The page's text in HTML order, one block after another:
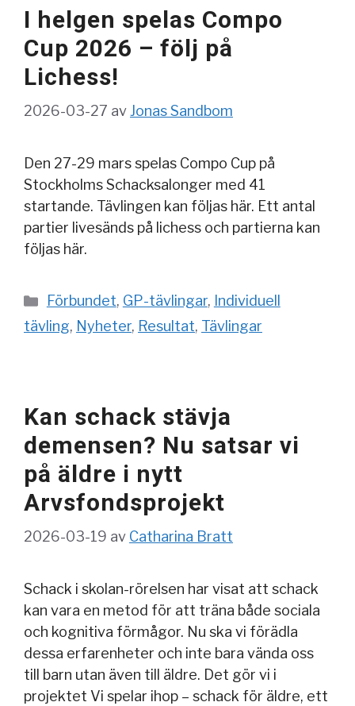
I helgen spelas Compo
Cup 2026 – följ på
Lichess!
2026-03-27 avJonas Sandbom
Den 27-29 mars spelas Compo Cup på
Stockholms Schacksalonger med 41
startande. Tävlingen kan följas här. Ett antal
partier livesänds på lichess och partierna kan
följas här.
Kategorier
Förbundet, GP-tävlingar, Individuell
tävling, Nyheter, Resultat, Tävlingar
Kan schack stävja
demensen? Nu satsar vi
på äldre i nytt
Arvsfondsprojekt
2026-03-19 av Catharina Bratt
Schack i skolan-rörelsen har visat att schack
kan vara en metod för att träna både sociala
och kognitiva förmågor. Nu ska vi förädla
dessa erfarenheter och inte bara vända oss
till barn utan även till äldre. Det gör vi i
projektet Vi spelar ihop – schack för äldre, ett